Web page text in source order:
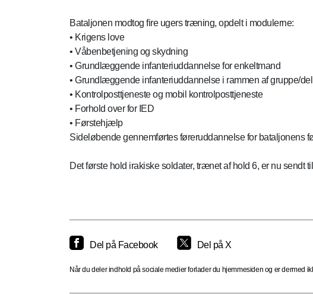
Bataljonen modtog fire ugers træning, opdelt i modulerne:
• Krigens love
• Våbenbetjening og skydning
• Grundlæggende infanteriuddannelse for enkeltmand
• Grundlæggende infanteriuddannelse i rammen af gruppe/
• Kontrolposttjeneste og mobil kontrolposttjeneste
• Forhold over for IED
• Førstehjælp
Sideløbende gennemførtes føreruddannelse for bataljonens
Det første hold irakiske soldater, trænet af hold 6, er nu
Del på Facebook Del på X
Når du deler indhold på sociale medier forlader du hjemmesiden og er dermed